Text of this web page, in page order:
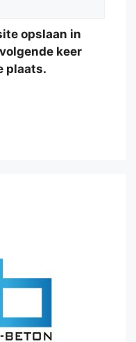
opslaan in
keer
plaats.